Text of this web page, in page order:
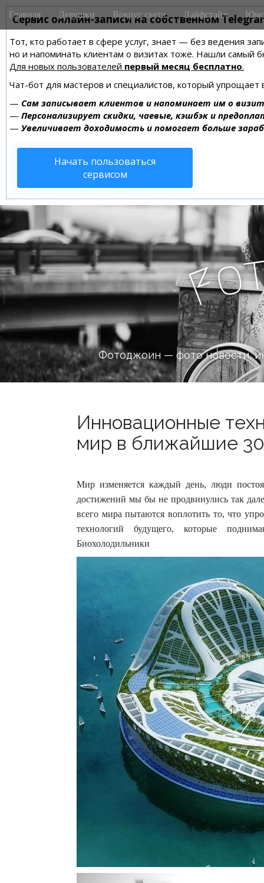
Сервис онлайн-записи на собственном
Тот, кто работает в сфере услуг, знает — без ведения
но и напоминать клиентам о визитах тоже. Нашли самый
Для новых пользователей первый месяц бесплатно.
Чат-бот для мастеров и специалистов, который упрощает
— Сам записывает клиентов и напоминает им о
— Персонализирует скидки, чаевые, кэшбэк и
— Увеличивает доходимость и помогает больше
Начать пользоваться
сервисом
M
a
n
m
e
n
u
i
Главная Девушки Вокруг света Лайфстайл
Fo
Фотоджоин — фото новости,
Инновационные
мир в ближайшие 30
Мир изменяется каждый день, люди
достижений мы бы не продвинулись так
всего мира пытаются воплотить то, что
технологий будущего, которые
Биохолодильники